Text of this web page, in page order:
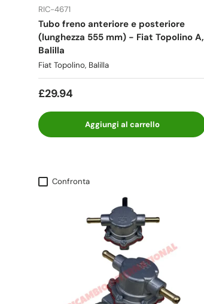
RIC-4671
Tubo freno anteriore e posteriore
(lunghezza 555 mm) - Fiat Topolino A,
Balilla
Fiat Topolino, Balilla
£29.94
Aggiungi al carrello
Confronta